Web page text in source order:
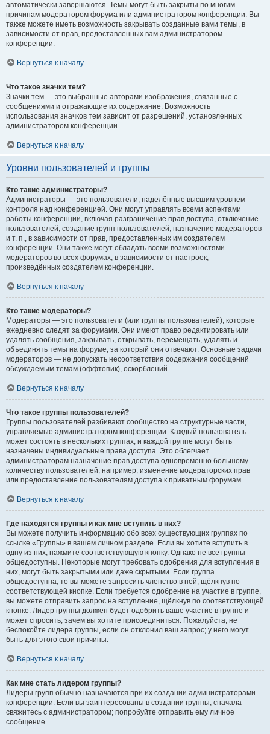
автоматически завершаются. Темы могут быть закрыты по многим
причинам модератором форума или администратором конференции. Вы
также можете иметь возможность закрывать созданные вами темы, в
зависимости от прав, предоставленных вам администратором
конференции.
Вернуться к началу
Что такое значки тем?
Значки тем — это выбранные авторами изображения, связанные с
сообщениями и отражающие их содержание. Возможность
использования значков тем зависит от разрешений, установленных
администратором конференции.
Вернуться к началу
Уровни пользователей и группы
Кто такие администраторы?
Администраторы — это пользователи, наделённые высшим уровнем
контроля над конференцией. Они могут управлять всеми аспектами
работы конференции, включая разграничение прав доступа, отключение
пользователей, создание групп пользователей, назначение модераторов
и т. п., в зависимости от прав, предоставленных им создателем
конференции. Они также могут обладать всеми возможностями
модераторов во всех форумах, в зависимости от настроек,
произведённых создателем конференции.
Вернуться к началу
Кто такие модераторы?
Модераторы — это пользователи (или группы пользователей), которые
ежедневно следят за форумами. Они имеют право редактировать или
удалять сообщения, закрывать, открывать, перемещать, удалять и
объединять темы на форуме, за который они отвечают. Основные задачи
модераторов — не допускать несоответствия содержания сообщений
обсуждаемым темам (оффтопик), оскорблений.
Вернуться к началу
Что такое группы пользователей?
Группы пользователей разбивают сообщество на структурные части,
управляемые администратором конференции. Каждый пользователь
может состоять в нескольких группах, и каждой группе могут быть
назначены индивидуальные права доступа. Это облегчает
администраторам назначение прав доступа одновременно большому
количеству пользователей, например, изменение модераторских прав
или предоставление пользователям доступа к приватным форумам.
Вернуться к началу
Где находятся группы и как мне вступить в них?
Вы можете получить информацию обо всех существующих группах по
ссылке «Группы» в вашем личном разделе. Если вы хотите вступить в
одну из них, нажмите соответствующую кнопку. Однако не все группы
общедоступны. Некоторые могут требовать одобрения для вступления в
них, могут быть закрытыми или даже скрытыми. Если группа
общедоступна, то вы можете запросить членство в ней, щёлкнув по
соответствующей кнопке. Если требуется одобрение на участие в группе,
вы можете отправить запрос на вступление, щёлкнув по соответствующей
кнопке. Лидер группы должен будет одобрить ваше участие в группе и
может спросить, зачем вы хотите присоединиться. Пожалуйста, не
беспокойте лидера группы, если он отклонил ваш запрос; у него могут
быть для этого свои причины.
Вернуться к началу
Как мне стать лидером группы?
Лидеры групп обычно назначаются при их создании администраторами
конференции. Если вы заинтересованы в создании группы, сначала
свяжитесь с администратором; попробуйте отправить ему личное
сообщение.